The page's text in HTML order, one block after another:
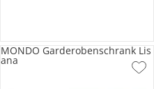
MONDO Garderobenschrank Lis
ana